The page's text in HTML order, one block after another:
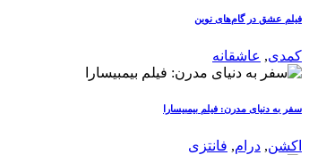
فیلم عشق در گام‌های نوین
کمدی, عاشقانه
سفر به دنیای مدرن: فیلم بیمبیسارا
اکشن, درام, فانتزی